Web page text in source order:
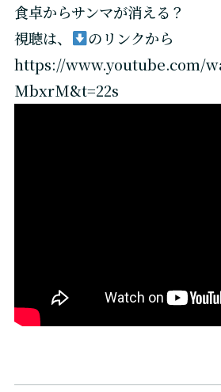
食卓からサンマが消える？
視聴は、
のリンクから
https://www.youtube.com/
MbxrM&t=22s